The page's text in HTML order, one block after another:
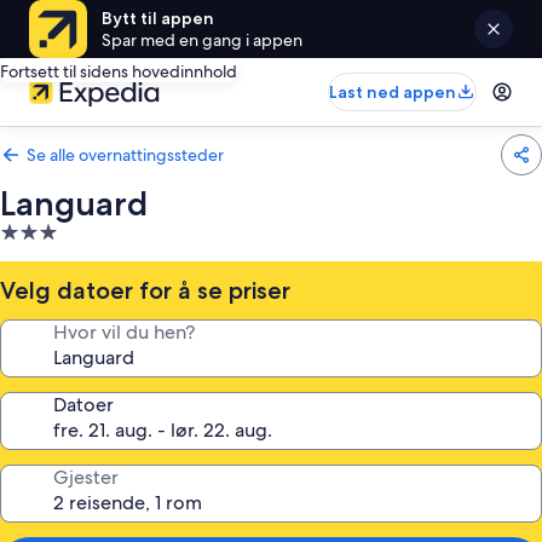
Bytt til appen
Spar med en gang i appen
Fortsett til sidens hovedinnhold
Last ned appen
Se alle overnattingssteder
Languard
Overnattingssted
med
3.0
stjerner
Velg datoer for å se priser
Hvor vil du hen?
Datoer
Gjester